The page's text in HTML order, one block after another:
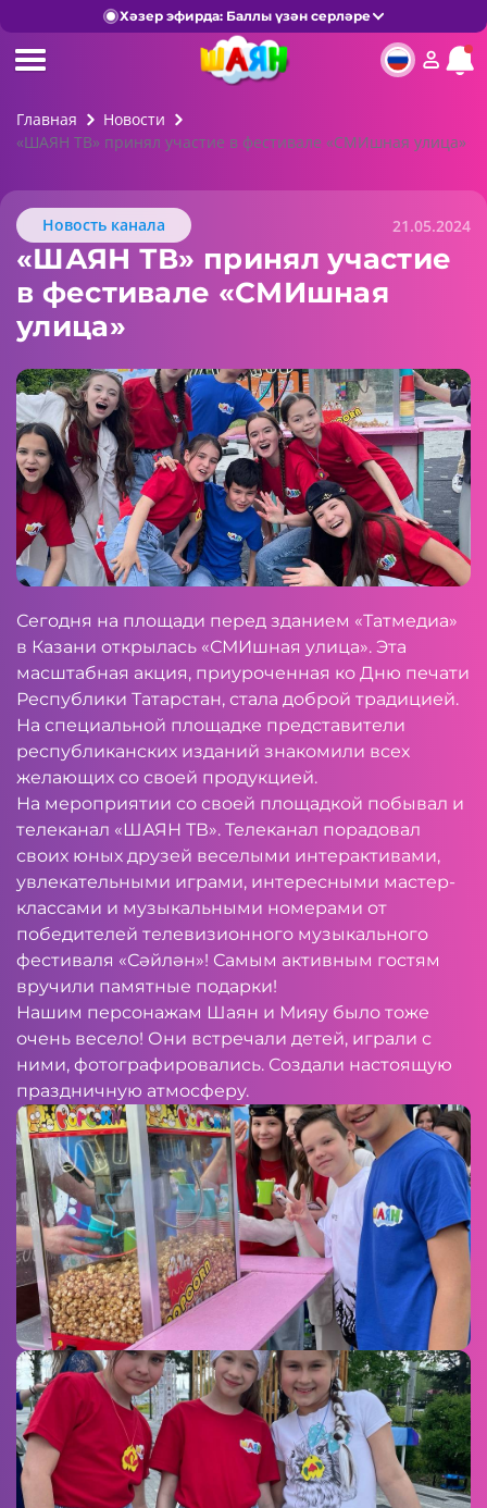
Хәзер эфирда: Баллы үзән серләре
Главная
Новости
«ШАЯН ТВ» принял участие в фестивале «СМИшная улица»
Новость канала 21.05.2024
«ШАЯН ТВ» принял участие
в фестивале «СМИшная
улица»
Сегодня на площади перед зданием «Татмедиа»
в Казани открылась «СМИшная улица». Эта
масштабная акция, приуроченная ко Дню печати
Республики Татарстан, стала доброй традицией.
На специальной площадке представители
республиканских изданий знакомили всех
желающих со своей продукцией.
На мероприятии со своей площадкой побывал и
телеканал «ШАЯН ТВ». Телеканал порадовал
своих юных друзей веселыми интерактивами,
увлекательными играми, интересными мастер-
классами и музыкальными номерами от
победителей телевизионного музыкального
фестиваля «Сәйлән»! Самым активным гостям
вручили памятные подарки!
Нашим персонажам Шаян и Мияу было тоже
очень весело! Они встречали детей, играли с
ними, фотографировались. Создали настоящую
праздничную атмосферу.